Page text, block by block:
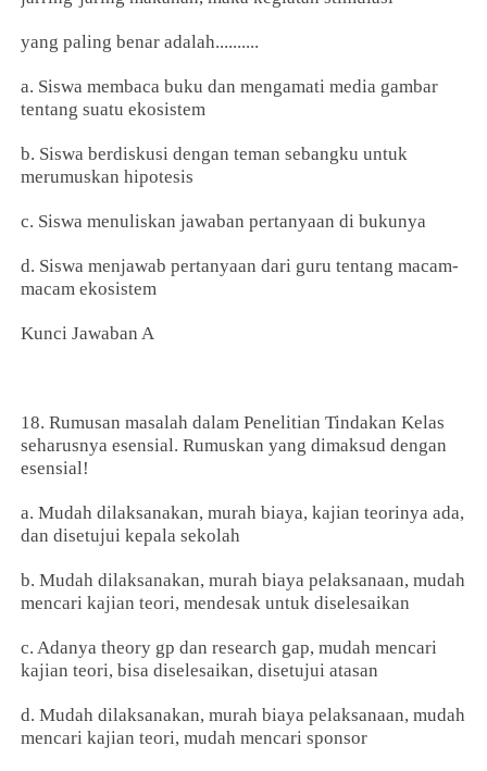
yang paling benar adalah..........
a. Siswa membaca buku dan mengamati media gambar
tentang suatu ekosistem
b. Siswa berdiskusi dengan teman sebangku untuk
merumuskan hipotesis
c. Siswa menuliskan jawaban pertanyaan di bukunya
d. Siswa menjawab pertanyaan dari guru tentang macam-
macam ekosistem
Kunci Jawaban A
18. Rumusan masalah dalam Penelitian Tindakan Kelas
seharusnya esensial. Rumuskan yang dimaksud dengan
esensial!
a. Mudah dilaksanakan, murah biaya, kajian teorinya ada,
dan disetujui kepala sekolah
b. Mudah dilaksanakan, murah biaya pelaksanaan, mudah
mencari kajian teori, mendesak untuk diselesaikan
c. Adanya theory gp dan research gap, mudah mencari
kajian teori, bisa diselesaikan, disetujui atasan
d. Mudah dilaksanakan, murah biaya pelaksanaan, mudah
mencari kajian teori, mudah mencari sponsor